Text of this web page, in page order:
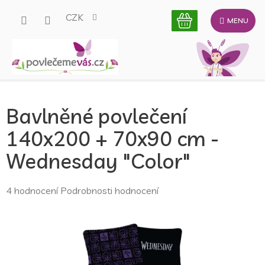
CZK
Bavlněné povlečení
140x200 + 70x90 cm -
Wednesday "Color"
Průměrné
4 hodnocení Podrobnosti hodnocení